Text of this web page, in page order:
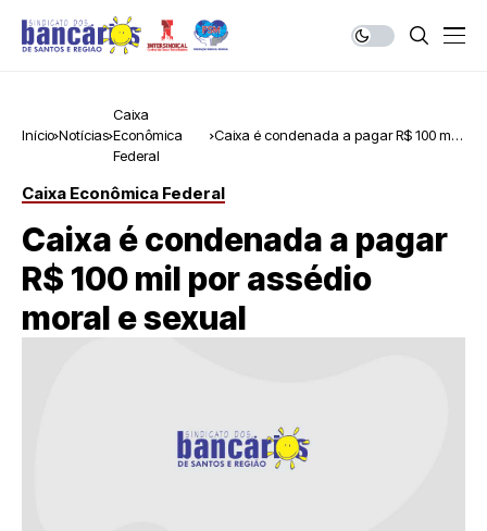
Início Notícias
Caixa
Econômica
Federal
Caixa é condenada a pagar R$ 100 mil
Caixa Econômica Federal
Caixa é condenada a pagar
R$ 100 mil por assédio
moral e sexual